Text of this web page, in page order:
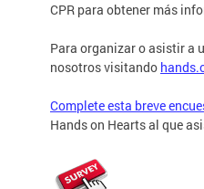
CPR para obtener más
Para organizar o asistir a
nosotros visitando
Complete esta breve
Hands on Hearts al que